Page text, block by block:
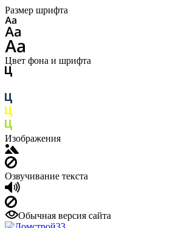
Размер шрифта
Цвет фона и шрифта
Изображения
Озвучивание текста
Обычная версия сайта